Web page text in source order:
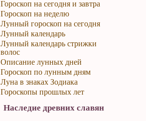
Гороскоп на сегодня и завтра
Гороскоп на неделю
Лунный гороскоп на сегодня
Лунный календарь
Лунный календарь стрижки
волос
Описание лунных дней
Гороскоп по лунным дням
Луна в знаках Зодиака
Гороскопы прошлых лет
Наследие древних славян